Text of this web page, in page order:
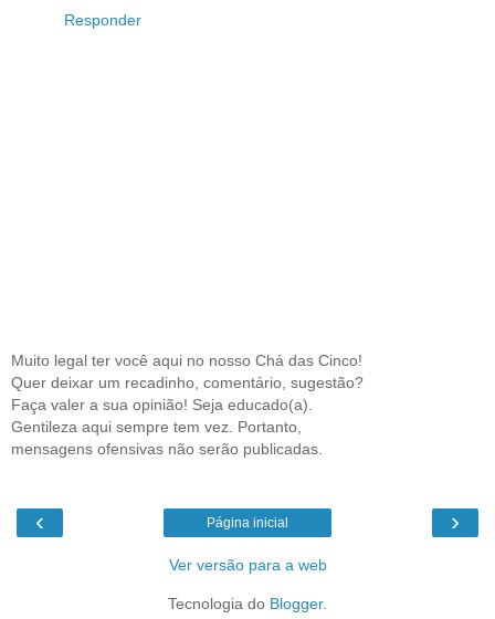
Responder
Muito legal ter você aqui no nosso Chá das Cinco!
Quer deixar um recadinho, comentário, sugestão?
Faça valer a sua opinião! Seja educado(a).
Gentileza aqui sempre tem vez. Portanto,
mensagens ofensivas não serão publicadas.
‹ ›
Página inicial
Ver versão para a web
Tecnologia do Blogger.